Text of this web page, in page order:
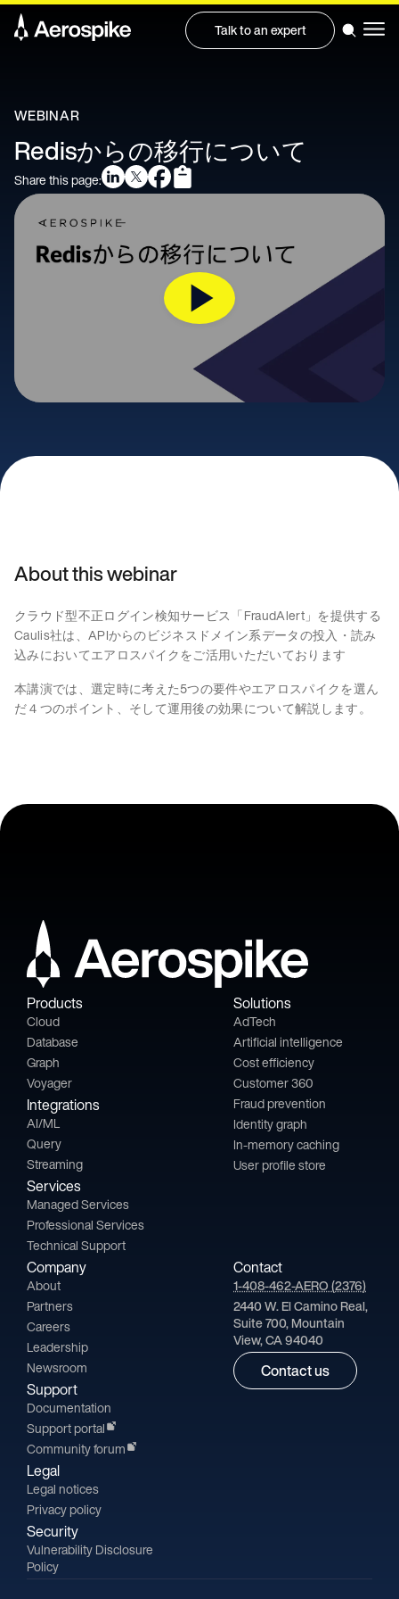
Talk to an expert
WEBINAR
Redisからの移行について
Share this page:
About this webinar
クラウド型不正ログイン検知サービス「FraudAlert」を提供する
Caulis社は、APIからのビジネスドメイン系データの投入・読み
込みにおいてエアロスパイクをご活用いただいております
本講演では、選定時に考えた5つの要件やエアロスパイクを選ん
だ４つのポイント、そして運用後の効果について解説します。
Products
Cloud
Database
Graph
Voyager
Integrations
AI/ML
Query
Streaming
Services
Managed Services
Professional Services
Technical Support
Solutions
AdTech
Artificial intelligence
Cost efficiency
Customer 360
Fraud prevention
Identity graph
In-memory caching
User profile store
Company
About
Partners
Careers
Leadership
Newsroom
Support
Documentation
Support portal
Community forum
Legal
Legal notices
Privacy policy
Security
Vulnerability Disclosure
Policy
Contact
1-408-462-AERO (2376)
2440 W. El Camino Real,
Suite 700, Mountain
View, CA 94040
Contact us